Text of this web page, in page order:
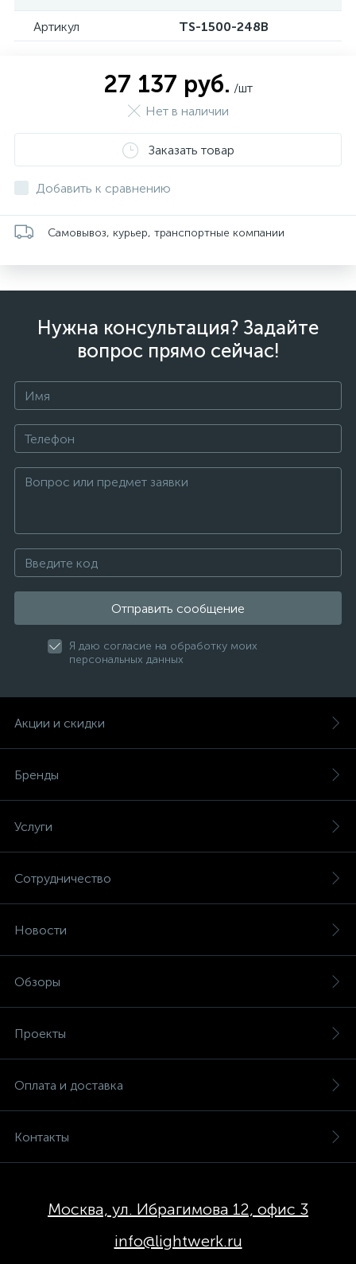
Артикул TS-1500-248B
27 137 руб. /шт
Нет в наличии
Заказать товар
Добавить к сравнению
Самовывоз, курьер, транспортные компании
Нужна консультация? Задайте
вопрос прямо сейчас!
Отправить сообщение
Я даю согласие на обработку моих
персональных данных
Акции и скидки
Бренды
Услуги
Сотрудничество
Новости
Обзоры
Проекты
Оплата и доставка
Контакты
Москва, ул. Ибрагимова 12, офис 3
info@lightwerk.ru